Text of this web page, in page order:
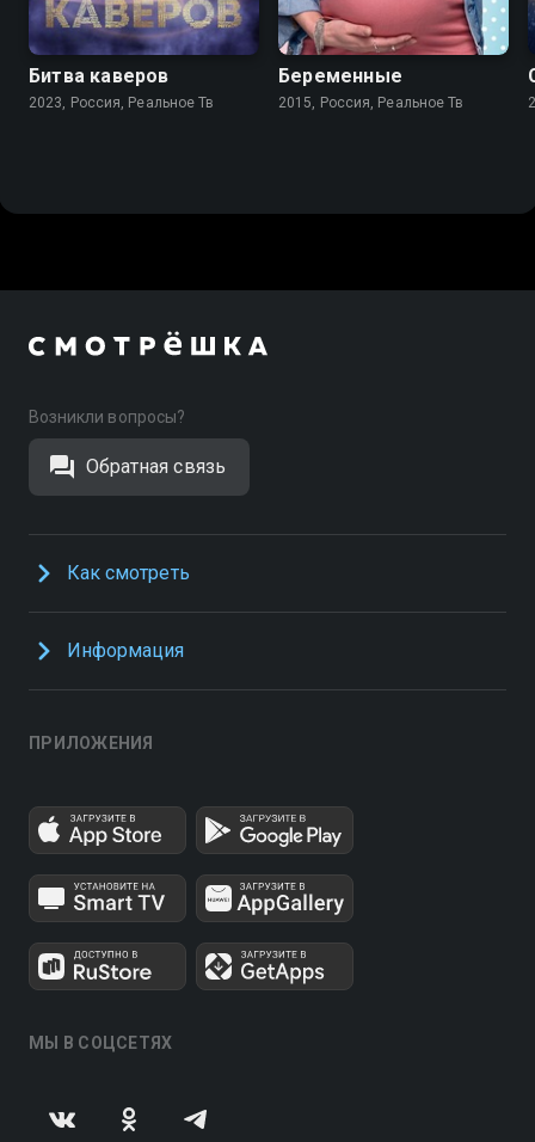
8.1
Битва каверов
2023, Россия, Реальное Тв
7.5
Беременные
2015, Россия, Реальное Тв
Возникли вопросы?
Обратная связь
Как смотреть
Информация
ПРИЛОЖЕНИЯ
МЫ В СОЦСЕТЯХ